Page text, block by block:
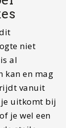
& Spa.
geweldig
een
en een